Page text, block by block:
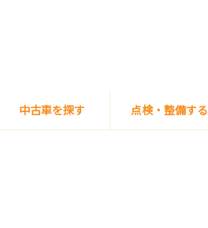
中古車を探す 点検・整備する